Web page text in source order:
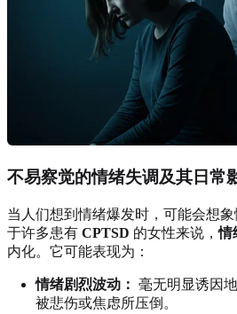
不易察觉的情绪失调及其日常
当人们想到情绪爆发时，可能会想
于许多患有 CPTSD 的女性来说，情
内化。它可能表现为：
情绪剧烈波动： 毫无明显诱因
被悲伤或焦虑所压倒。